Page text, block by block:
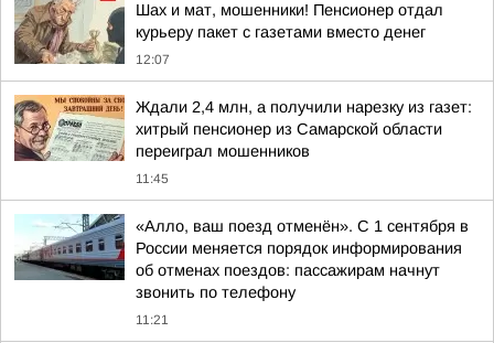
Шах и мат, мошенники! Пенсионер отдал
курьеру пакет с газетами вместо денег
12:07
Ждали 2,4 млн, а получили нарезку из газет:
хитрый пенсионер из Самарской области
переиграл мошенников
11:45
«Алло, ваш поезд отменён». С 1 сентября в
России меняется порядок информирования
об отменах поездов: пассажирам начнут
звонить по телефону
11:21